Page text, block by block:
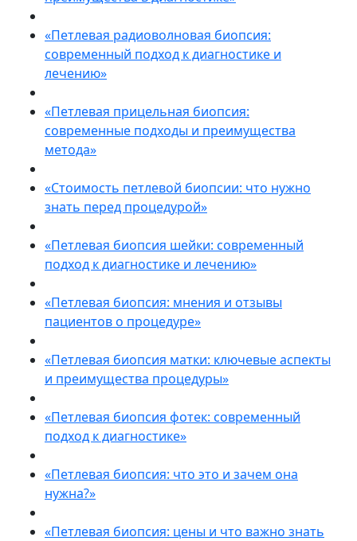
«Петлевая радиоволновая биопсия:
современный подход к диагностике и
лечению»
«Петлевая прицельная биопсия:
современные подходы и преимущества
метода»
«Стоимость петлевой биопсии: что нужно
знать перед процедурой»
«Петлевая биопсия шейки: современный
подход к диагностике и лечению»
«Петлевая биопсия: мнения и отзывы
пациентов о процедуре»
«Петлевая биопсия матки: ключевые аспекты
и преимущества процедуры»
«Петлевая биопсия фотек: современный
подход к диагностике»
«Петлевая биопсия: что это и зачем она
нужна?»
«Петлевая биопсия: цены и что важно знать